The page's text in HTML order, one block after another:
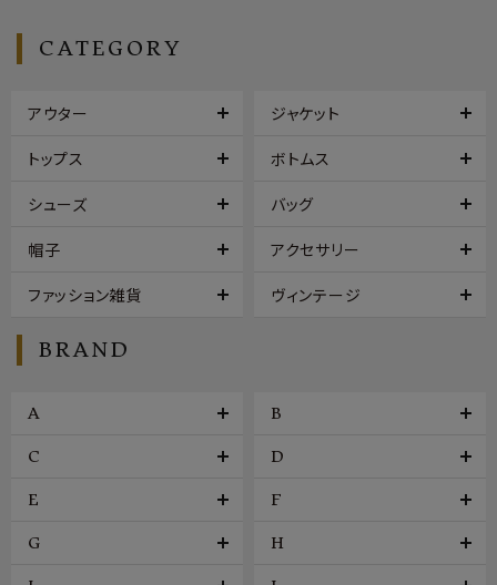
CATEGORY
アウター ジャケット
トップス ボトムス
シューズ バッグ
帽子 アクセサリー
ファッション雑貨 ヴィンテージ
BRAND
A B
C D
E F
G H